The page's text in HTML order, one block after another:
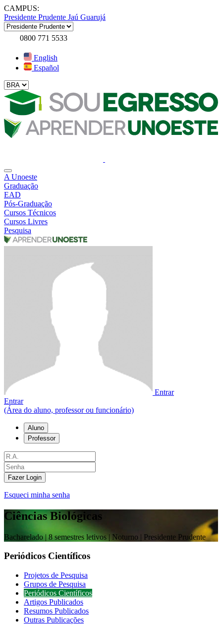
CAMPUS:
Presidente Prudente Jaú Guarujá
0800 771 5533
English
Español
A Unoeste
Graduação
EAD
Pós-Graduação
Cursos Técnicos
Cursos Livres
Pesquisa
Entrar
Entrar
(Área do aluno, professor ou funcionário)
Aluno
Professor
Fazer Login
Esqueci minha senha
Ciências Biológicas
Bacharelado |8 semestres letivos | Noturno | Presidente Prudente
Periódicos Científicos
Projetos de Pesquisa
Grupos de Pesquisa
Periódicos Científicos
Artigos Publicados
Resumos Publicados
Outras Publicações